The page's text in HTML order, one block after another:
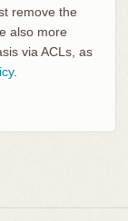
remove the
also more
via ACLs, as
.